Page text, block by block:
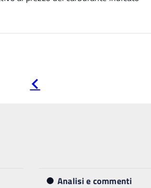
precedente
Analisi e commenti